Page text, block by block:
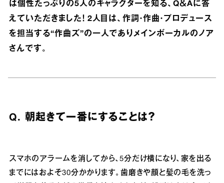
は個性たっぷりの5人のキャラクターを知る、Q＆Aに答
えていただきました！ 2人目は、作詞・作曲・プロデュース
を担当する“作曲ズ”の一人でありメインボーカルのノア
さんです。
Q. 朝起きて一番にすることは？
スマホのアラームを消してから、5分だけ横になり、家を出る
までにはおよそ30分かかります。歯磨きや顔と髪の毛を洗っ